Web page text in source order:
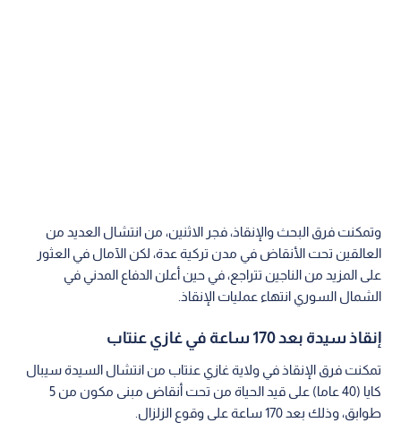
وتمكنت فرق البحث والإنقاذ، فجر الاثنين، من انتشال العديد من
العالقين تحت الأنقاض في مدن تركية عدة، لكن الآمال في العثور
على المزيد من الناجين تتراجع، في حين أعلن الدفاع المدني في
الشمال السوري انتهاء عمليات الإنقاذ.
إنقاذ سيدة بعد 170 ساعة في غازي عنتاب
تمكنت فرق الإنقاذ في ولاية غازي عنتاب من انتشال السيدة سيبال
كايا (40 عاما) على قيد الحياة من تحت أنقاض مبنى مكون من 5
طوابق، وذلك بعد 170 ساعة على وقوع الزلزال.